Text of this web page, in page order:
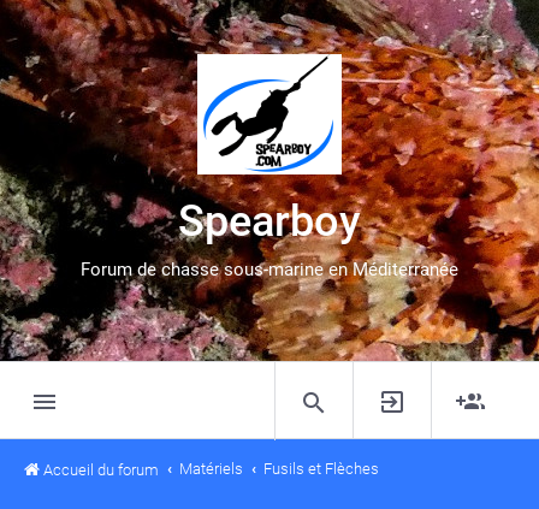
Spearboy
Forum de chasse sous-marine en Méditerranée
Accueil du forum Matériels Fusils et Flèches